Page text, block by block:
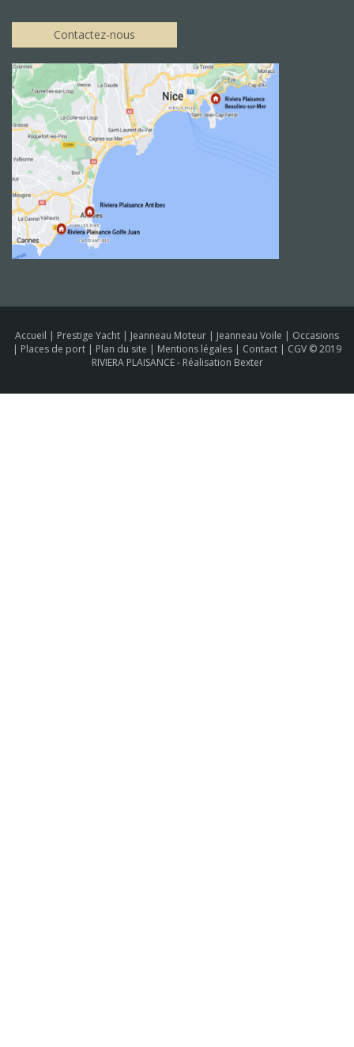
Contactez-nous
Accueil | Prestige Yacht | Jeanneau Moteur | Jeanneau Voile | Occasions
| Places de port | Plan du site | Mentions légales | Contact | CGV © 2019
RIVIERA PLAISANCE - Réalisation Bexter